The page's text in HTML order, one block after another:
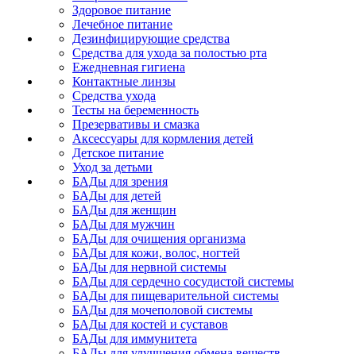
Здоровое питание
Лечебное питание
Дезинфицирующие средства
Средства для ухода за полостью рта
Ежедневная гигиена
Контактные линзы
Средства ухода
Тесты на беременность
Презервативы и смазка
Аксессуары для кормления детей
Детское питание
Уход за детьми
БАДы для зрения
БАДы для детей
БАДы для женщин
БАДы для мужчин
БАДы для очищения организма
БАДы для кожи, волос, ногтей
БАДы для нервной системы
БАДы для сердечно сосудистой системы
БАДы для пищеварительной системы
БАДы для мочеполовой системы
БАДы для костей и суставов
БАДы для иммунитета